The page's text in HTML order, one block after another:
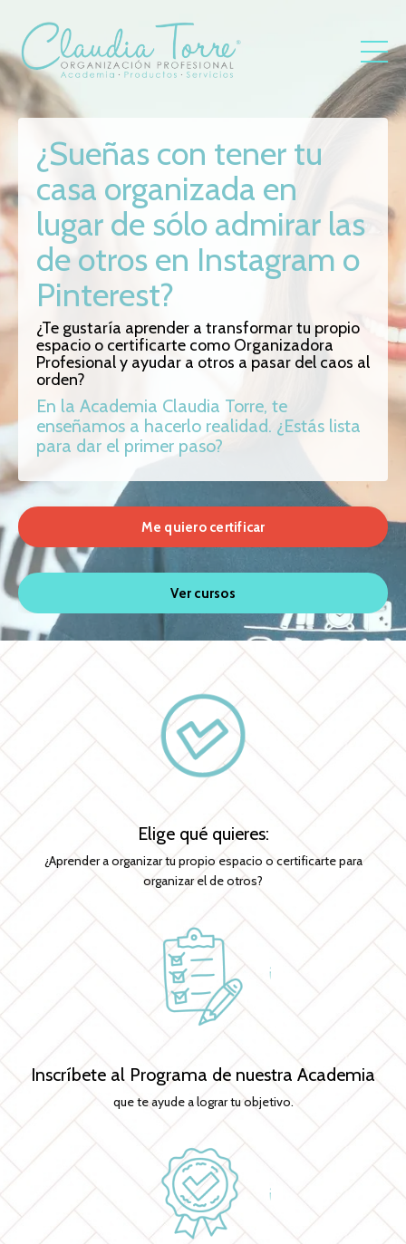
¿Sueñas con tener tu
casa organizada en
lugar de sólo admirar las
de otros en Instagram o
Pinterest?
¿Te gustaría aprender a transformar tu propio
espacio o certificarte como Organizadora
Profesional y ayudar a otros a pasar del caos al
orden?
En la Academia Claudia Torre, te
enseñamos a hacerlo realidad. ¿Estás lista
para dar el primer paso?
Me quiero certificar
Ver cursos
Elige qué quieres:
¿Aprender a organizar tu propio espacio o certificarte para
organizar el de otros?
Inscríbete al Programa de nuestra Academia
que te ayude a lograr tu objetivo.